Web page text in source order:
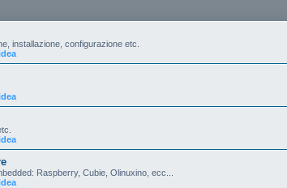
installazione, configurazione etc.
Raspberry, Cubie, Olinuxino, ecc...